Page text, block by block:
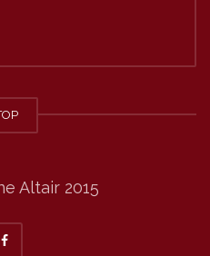
Altair 2015